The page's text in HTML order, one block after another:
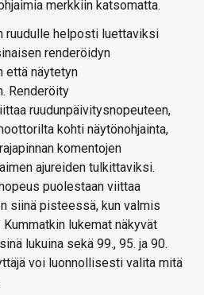
merkkiin katsomatta.
ruudulle helposti luettaviksi
renderöidyn
että näytetyn
Renderöity
ruudunpäivitysnopeuteen,
kohti näytönohjainta,
komentojen
ajureiden tulkittaviksi.
puolestaan viittaa
siinä pisteessä, kun valmis
lukemat näkyvät
lukuina sekä 99., 95. ja 90.
voi luonnollisesti valita mitä